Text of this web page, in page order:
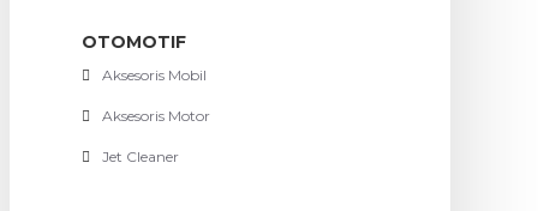
OTOMOTIF
Aksesoris Mobil
Aksesoris Motor
Jet Cleaner